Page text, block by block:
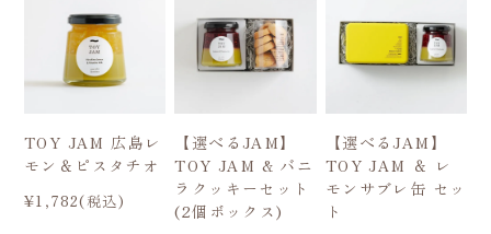
TOY JAM 広島レ
モン＆ピスタチオ
¥1,782(税込)
【選べるJAM】
TOY JAM & バニ
ラクッキーセット
(2個ボックス)
【選べるJAM】
TOY JAM ＆ レ
モンサブレ缶 セッ
ト